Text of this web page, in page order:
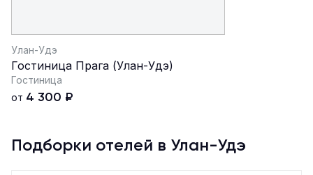
Улан-Удэ
Гостиница Прага (Улан-Удэ)
Гостиница
от 4 300 ₽
Подборки отелей в Улан-Удэ